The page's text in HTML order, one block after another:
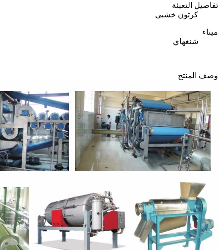
تفاصيل التعبئة
كرتون خشبي
ميناء
شنغهاي
وصف المنتج